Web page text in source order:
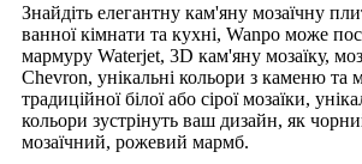
Знайдіть елегантну кам'яну мозаїчну
ванної кімнати та кухні, Wanpo може
мармуру Waterjet, 3D кам'яну мозаїку,
Chevron, унікальні кольори з каменю та
традиційної білої або сірої мозаїки,
кольори зустрінуть ваш дизайн, як
мозаїчний, рожевий мармб.